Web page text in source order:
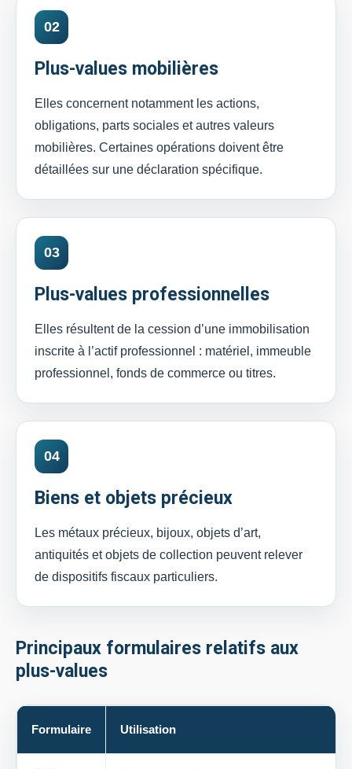
02
Plus-values mobilières
Elles concernent notamment les actions,
obligations, parts sociales et autres valeurs
mobilières. Certaines opérations doivent être
détaillées sur une déclaration spécifique.
03
Plus-values professionnelles
Elles résultent de la cession d’une immobilisation
inscrite à l’actif professionnel : matériel, immeuble
professionnel, fonds de commerce ou titres.
04
Biens et objets précieux
Les métaux précieux, bijoux, objets d’art,
antiquités et objets de collection peuvent relever
de dispositifs fiscaux particuliers.
Principaux formulaires relatifs aux
plus-values
Formulaire Utilisation